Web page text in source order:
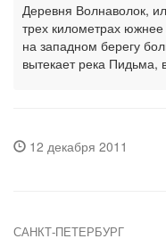
Деревня Волнаволок,
трех километрах
на западном берегу
вытекает река
12 декабря 2011
САНКТ-ПЕТЕРБУРГ